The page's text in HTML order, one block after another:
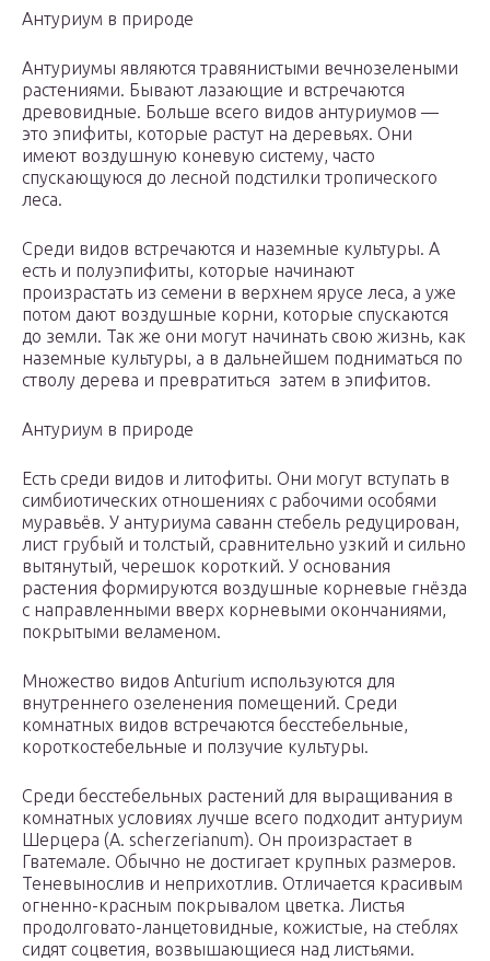
Антуриум в природе
Антуриумы являются травянистыми вечнозелеными
растениями. Бывают лазающие и встречаются
древовидные. Больше всего видов антуриумов —
это эпифиты, которые растут на деревьях. Они
имеют воздушную коневую систему, часто
спускающуюся до лесной подстилки тропического
леса.
Среди видов встречаются и наземные культуры. А
есть и полуэпифиты, которые начинают
произрастать из семени в верхнем ярусе леса, а уже
потом дают воздушные корни, которые спускаются
до земли. Так же они могут начинать свою жизнь, как
наземные культуры, а в дальнейшем подниматься по
стволу дерева и превратиться затем в эпифитов.
Антуриум в природе
Есть среди видов и литофиты. Они могут вступать в
симбиотических отношениях с рабочими особями
муравьёв. У антуриума саванн стебель редуцирован,
лист грубый и толстый, сравнительно узкий и сильно
вытянутый, черешок короткий. У основания
растения формируются воздушные корневые гнёзда
с направленными вверх корневыми окончаниями,
покрытыми веламеном.
Множество видов Anturium используются для
внутреннего озеленения помещений. Среди
комнатных видов встречаются бесстебельные,
короткостебельные и ползучие культуры.
Среди бесстебельных растений для выращивания в
комнатных условиях лучше всего подходит антуриум
Шерцера (А. scherzerianum). Он произрастает в
Гватемале. Обычно не достигает крупных размеров.
Теневынослив и неприхотлив. Отличается красивым
огненно-красным покрывалом цветка. Листья
продолговато-ланцетовидные, кожистые, на стеблях
сидят соцветия, возвышающиеся над листьями.